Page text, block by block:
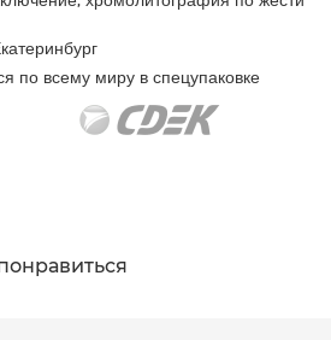
по всему миру в спецупаковке